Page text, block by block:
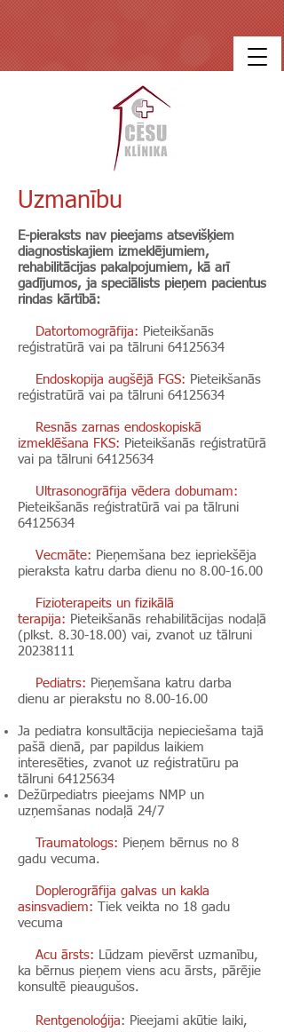
Uzmanību
E-pieraksts nav pieejams atsevišķiem
diagnostiskajiem izmeklējumiem,
rehabilitācijas pakalpojumiem, kā arī
gadījumos, ja speciālists pieņem pacientus
rindas kārtībā:
Datortomogrāfija: Pieteikšanās
reģistratūrā vai pa tālruni 64125634
Endoskopija augšējā FGS: Pieteikšanās
reģistratūrā vai pa tālruni 64125634
Resnās zarnas endoskopiskā
izmeklēšana FKS: Pieteikšanās reģistratūrā
vai pa tālruni 64125634
Ultrasonogrāfija vēdera dobumam:
Pieteikšanās reģistratūrā vai pa tālruni
64125634
Vecmāte: Pieņemšana bez iepriekšēja
pieraksta katru darba dienu no 8.00-16.00
Fizioterapeits un fizikālā
terapija: Pieteikšanās rehabilitācijas nodaļā
(plkst. 8.30-18.00) vai, zvanot uz tālruni
20238111
Pediatrs: Pieņemšana katru darba
dienu ar pierakstu no 8.00-16.00
Ja pediatra konsultācija nepieciešama tajā
pašā dienā, par papildus laikiem
interesēties, zvanot uz reģistratūru pa
tālruni 64125634
Dežūrpediatrs pieejams NMP un
uzņemšanas nodaļā 24/7
Traumatologs: Pieņem bērnus no 8
gadu vecuma.
Doplerogrāfija galvas un kakla
asinsvadiem:
Tiek veikta no 18 gadu
vecuma
Acu ārsts: Lūdzam pievērst uzmanību,
ka bērnus pieņem viens acu ārsts, pārējie
konsultē pieaugušos.
Rentgenoloģija: Pieejami akūtie laiki,